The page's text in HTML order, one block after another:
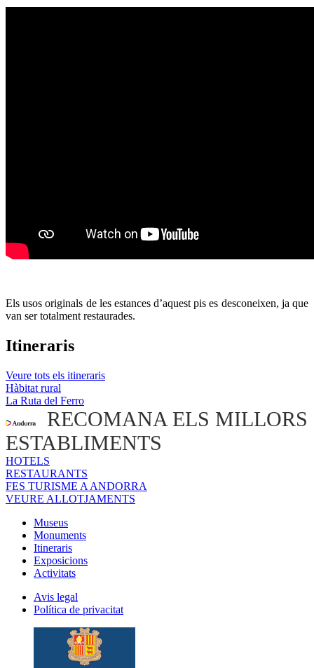
Els usos originals de les estances d’aquest pis es desconeixen, ja que
van ser totalment restaurades.
Itineraris
Veure tots els itineraris
Hàbitat rural
La Ruta del Ferro
RECOMANA ELS MILLORS
ESTABLIMENTS
HOTELS
RESTAURANTS
FES TURISME A ANDORRA
VEURE ALLOTJAMENTS
Museus
Monuments
Itineraris
Exposicions
Activitats
Avis legal
Política de privacitat